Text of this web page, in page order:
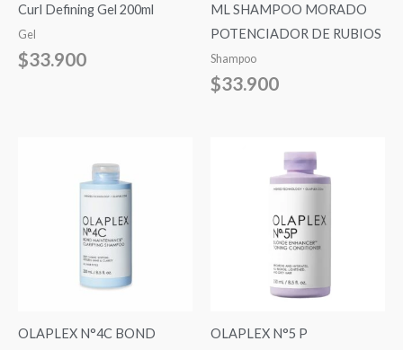
Curl Defining Gel 200ml
Gel
$33.900
ML SHAMPOO MORADO
POTENCIADOR DE RUBIOS
Shampoo
$33.900
OLAPLEX N°4C BOND OLAPLEX N°5 P